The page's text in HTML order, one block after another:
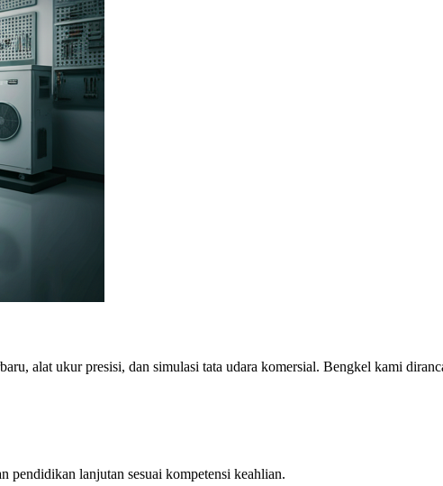
alat ukur presisi, dan simulasi tata udara komersial. Bengkel kami
lanjutan sesuai kompetensi keahlian.